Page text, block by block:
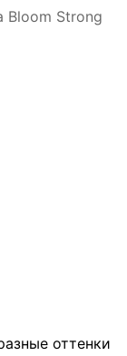
Bloom Strong
оттенки